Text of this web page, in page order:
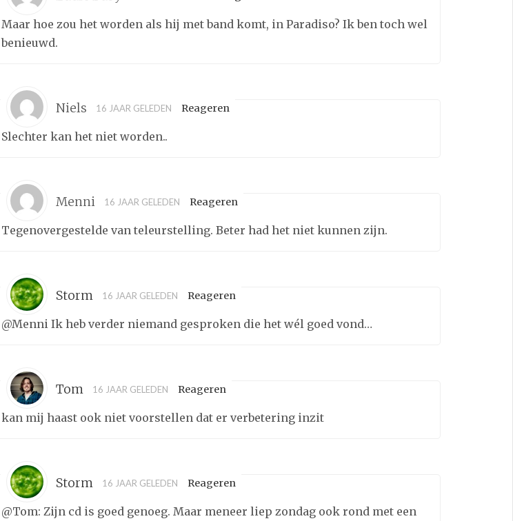
Maar hoe zou het worden als hij met band komt, in Paradiso? Ik ben toch wel
benieuwd.
Niels 16 JAAR GELEDEN Reageren
Slechter kan het niet worden..
Menni 16 JAAR GELEDEN Reageren
Tegenovergestelde van teleurstelling. Beter had het niet kunnen zijn.
Storm 16 JAAR GELEDEN Reageren
@Menni Ik heb verder niemand gesproken die het wél goed vond…
Tom 16 JAAR GELEDEN Reageren
kan mij haast ook niet voorstellen dat er verbetering inzit
Storm 16 JAAR GELEDEN Reageren
@Tom: Zijn cd is goed genoeg. Maar meneer liep zondag ook rond met een